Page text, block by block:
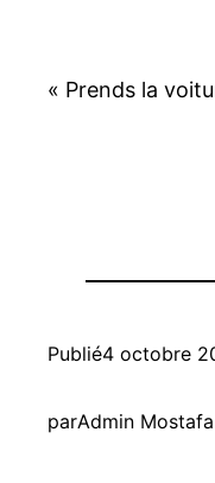
« Prends la
Publié4 octobre
parAdmin Mostafa